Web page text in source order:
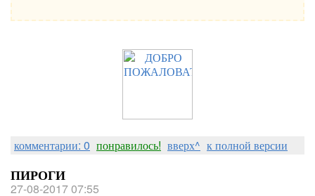
комментарии: 0 понравилось! вверх^ к полной версии
ПИРОГИ
27-08-2017 07:55